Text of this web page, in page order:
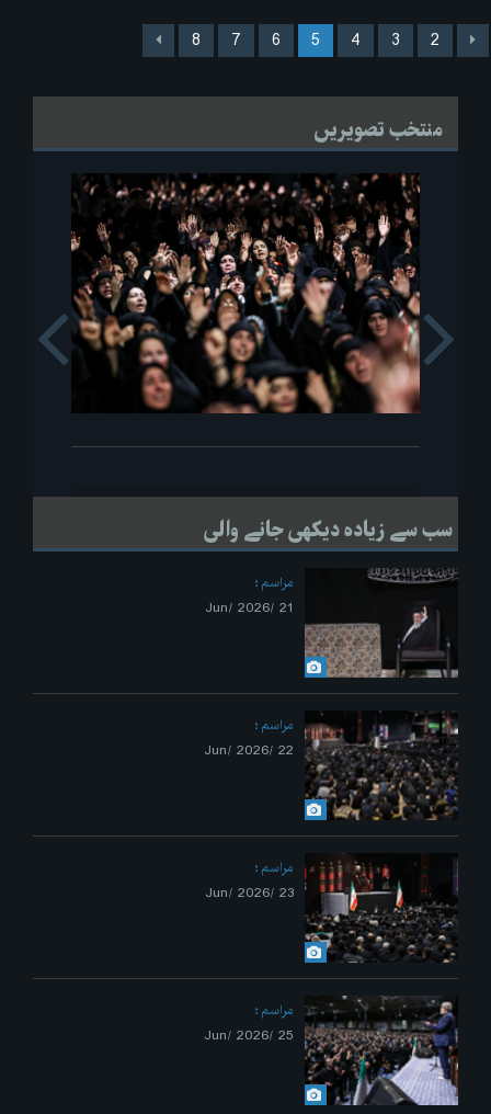
2
3
4
5
6
7
8
منتخب تصویریں
Next
سب سے زیادہ دیکھی جانے والی
مراسم
21 /Jun/ 2026
مراسم
22 /Jun/ 2026
مراسم
23 /Jun/ 2026
مراسم
25 /Jun/ 2026